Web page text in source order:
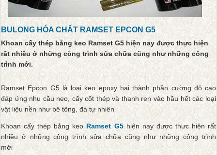
BULONG HÓA CHẤT RAMSET EPCON G5
Khoan cấy thép bằng keo Ramset G5 hiện nay được thực hiện
rất nhiều ở những công trình sửa chữa cũng như những công
trình mới.
Ramset Epcon G5 là loại keo epoxy hai thành phần cường độ cao
đáp ứng nhu cầu neo, cấy cốt thép và thanh ren vào hầu hết các loại
vật liệu nền như bê tông, đá tự nhiên
Khoan cấy thép bằng keo Ramset G5hiện nay được thực hiện rất
nhiều ở những công trình sửa chữa cũng như những công trình
mới